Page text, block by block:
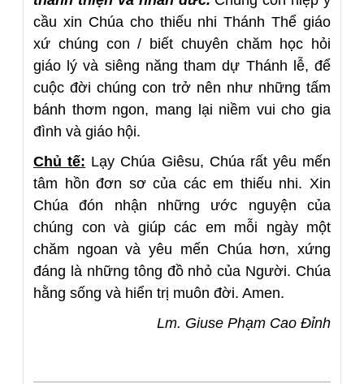
cầu xin Chúa cho thiếu nhi Thánh Thể giáo
xứ chúng con / biết chuyên chăm học hỏi
giáo lý và siêng năng tham dự Thánh lễ, để
cuộc đời chúng con trở nên như những tấm
bánh thơm ngon, mang lại niềm vui cho gia
đình và giáo hội.
Chủ tế: Lạy Chúa Giêsu, Chúa rất yêu mến
tâm hồn đơn sơ của các em thiếu nhi. Xin
Chúa đón nhận những ước nguyện của
chúng con và giúp các em mỗi ngày một
chăm ngoan và yêu mến Chúa hơn, xứng
đáng là những tông đồ nhỏ của Người. Chúa
hằng sống và hiển trị muôn đời. Amen.
Lm. Giuse Phạm Cao Đỉnh